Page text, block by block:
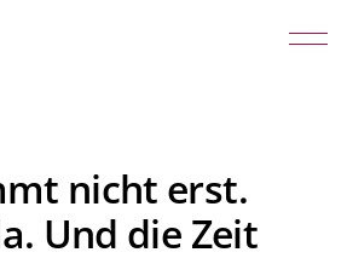
nicht erst.
Und die Zeit